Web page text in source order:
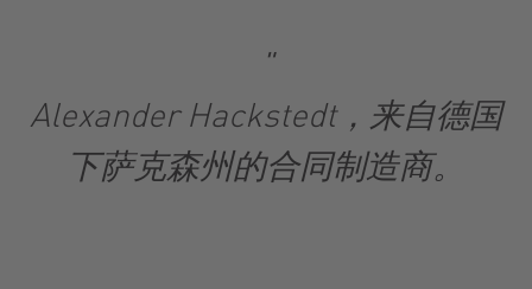
"
Alexander Hackstedt，来自德国
下萨克森州的合同制造商。